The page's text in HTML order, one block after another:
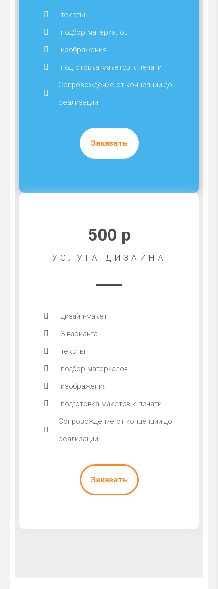
тексты
подбор материалов
изображения
подготовка макетов к печати
Сопровождение от концепции до
реализации
Заказать
500 р
УСЛУГА ДИЗАЙНА
дизайн-макет
3 варианта
тексты
подбор материалов
изображения
подготовка макетов к печати
Сопровождение от концепции до
реализации
Заказать